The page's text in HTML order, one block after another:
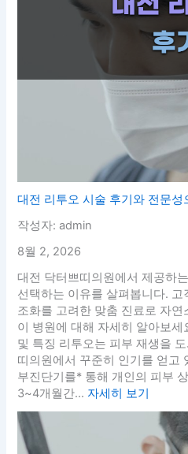
대전 리투오 시술 후기와 전문성
작성자: admin
8월 2, 2026
대전 닥터쁘띠의원에서 제공하
선택하는 이유를 살펴봅니다. 고
조화를 고려한 맞춤 진료로 자
이 병원에 대해 자세히 알아보
및 특징 리투오는 피부 재생을
띠의원에서 꾸준히 인기를 얻고
부진단기를* 통해 개인의 피부
3~4개월간... 자세히 보기